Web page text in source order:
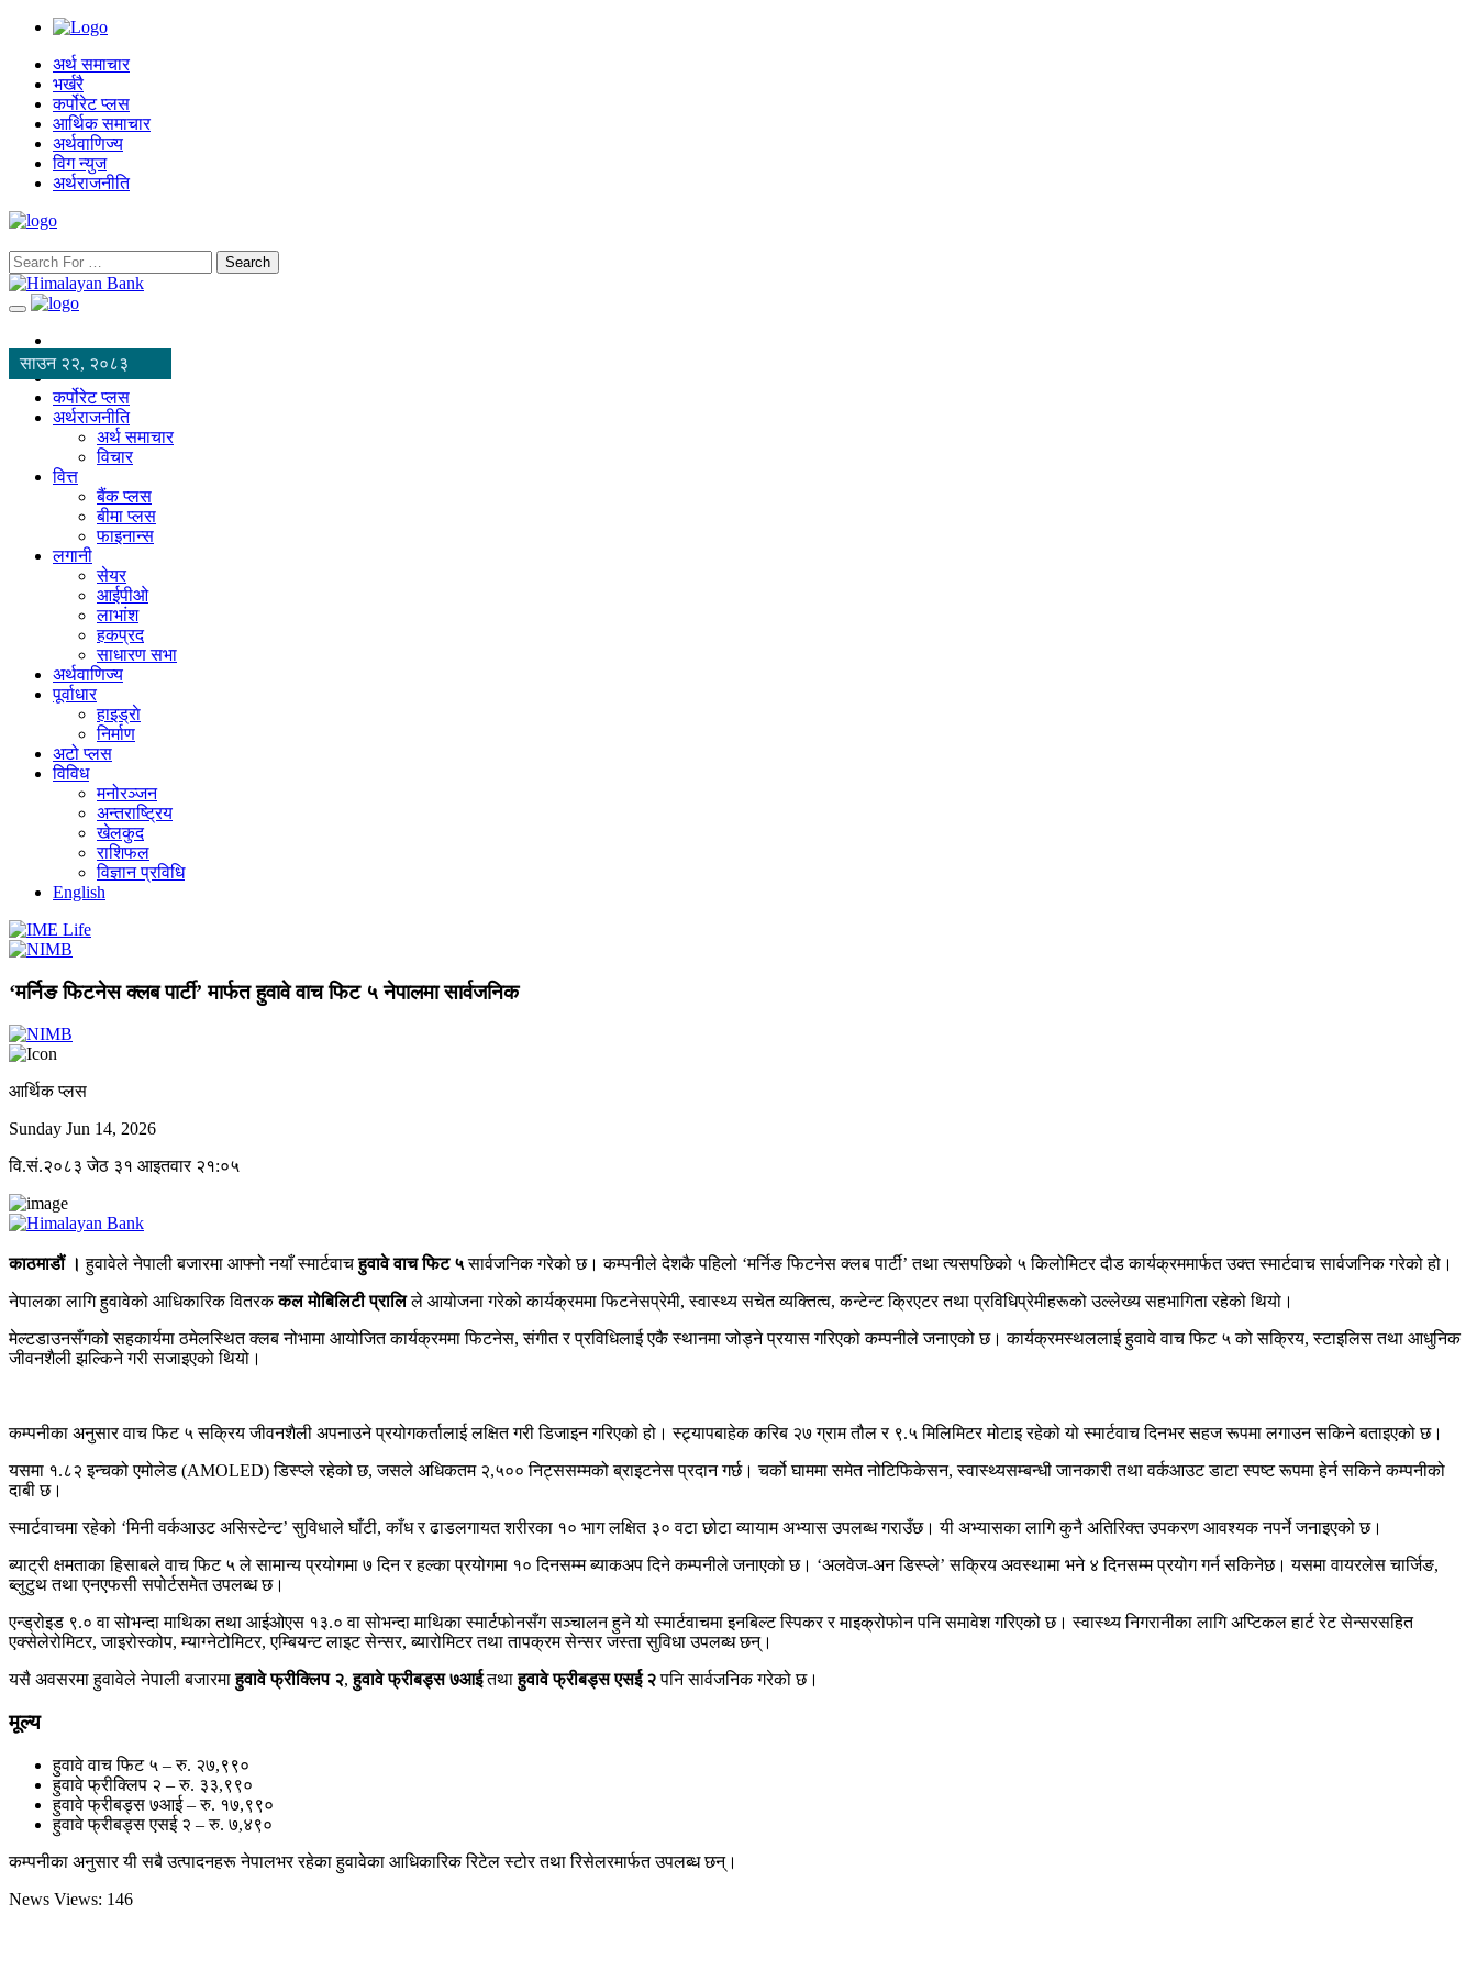
अर्थ समाचार
भर्खरै
कर्पोरेट प्लस
आर्थिक समाचार
अर्थवाणिज्य
विग न्युज
अर्थराजनीति
Search
साउन २२, २०८३
कर्पोरेट प्लस
अर्थराजनीति
अर्थ समाचार
विचार
वित्त
बैंक प्लस
बीमा प्लस
फाइनान्स
लगानी
सेयर
आईपीओ
लाभांश
हकप्रद
साधारण सभा
अर्थवाणिज्य
पूर्वाधार
हाइड्राे
निर्माण
अटो प्लस
विविध
मनोरञ्जन
अन्तराष्ट्रिय
खेलकुद
राशिफल
विज्ञान प्रविधि
English
‘मर्निङ फिटनेस क्लब पार्टी’ मार्फत हुवावे वाच फिट ५ नेपालमा सार्वजनिक
आर्थिक प्लस
Sunday Jun 14, 2026
वि.सं.२०८३ जेठ ३१ आइतवार २१:०५
काठमाडौं । हुवावेले नेपाली बजारमा आफ्नो नयाँ स्मार्टवाचहुवावे वाच फिट ५सार्वजनिक गरेको छ। कम्पनीले देशकै पहिलो ‘मर्निङ फिटनेस क्लब पार्टी’ तथा त्यसपछिको ५ किलोमिटर दौड कार्यक्रममार्फत उक्त स्मार्टवाच सार्वजनिक गरेको हो।
नेपालका लागि हुवावेको आधिकारिक वितरककल मोबिलिटी प्रालिले आयोजना गरेको कार्यक्रममा फिटनेसप्रेमी, स्वास्थ्य सचेत व्यक्तित्व, कन्टेन्ट क्रिएटर तथा प्रविधिप्रेमीहरूको उल्लेख्य सहभागिता रहेको थियो।
मेल्टडाउनसँगको सहकार्यमा ठमेलस्थित क्लब नोभामा आयोजित कार्यक्रममा फिटनेस, संगीत र प्रविधिलाई एकै स्थानमा जोड्ने प्रयास गरिएको कम्पनीले जनाएको छ। कार्यक्रमस्थललाई हुवावे वाच फिट ५ को सक्रिय, स्टाइलिस तथा आधुनिक
जीवनशैली झल्किने गरी सजाइएको थियो।
कम्पनीका अनुसार वाच फिट ५ सक्रिय जीवनशैली अपनाउने प्रयोगकर्तालाई लक्षित गरी डिजाइन गरिएको हो। स्ट्र्यापबाहेक करिब २७ ग्राम तौल र ९.५ मिलिमिटर मोटाइ रहेको यो स्मार्टवाच दिनभर सहज रूपमा लगाउन सकिने बताइएको छ।
यसमा १.८२ इन्चको एमोलेड (AMOLED) डिस्प्ले रहेको छ, जसले अधिकतम २,५०० निट्ससम्मको ब्राइटनेस प्रदान गर्छ। चर्को घाममा समेत नोटिफिकेसन, स्वास्थ्यसम्बन्धी जानकारी तथा वर्कआउट डाटा स्पष्ट रूपमा हेर्न सकिने कम्पनीको
दाबी छ।
स्मार्टवाचमा रहेको ‘मिनी वर्कआउट असिस्टेन्ट’ सुविधाले घाँटी, काँध र ढाडलगायत शरीरका १० भाग लक्षित ३० वटा छोटा व्यायाम अभ्यास उपलब्ध गराउँछ। यी अभ्यासका लागि कुनै अतिरिक्त उपकरण आवश्यक नपर्ने जनाइएको छ।
ब्याट्री क्षमताका हिसाबले वाच फिट ५ ले सामान्य प्रयोगमा ७ दिन र हल्का प्रयोगमा १० दिनसम्म ब्याकअप दिने कम्पनीले जनाएको छ। ‘अलवेज-अन डिस्प्ले’ सक्रिय अवस्थामा भने ४ दिनसम्म प्रयोग गर्न सकिनेछ। यसमा वायरलेस चार्जिङ,
ब्लुटुथ तथा एनएफसी सपोर्टसमेत उपलब्ध छ।
एन्ड्रोइड ९.० वा सोभन्दा माथिका तथा आईओएस १३.० वा सोभन्दा माथिका स्मार्टफोनसँग सञ्चालन हुने यो स्मार्टवाचमा इनबिल्ट स्पिकर र माइक्रोफोन पनि समावेश गरिएको छ। स्वास्थ्य निगरानीका लागि अप्टिकल हार्ट रेट सेन्सरसहित
एक्सेलेरोमिटर, जाइरोस्कोप, म्याग्नेटोमिटर, एम्बियन्ट लाइट सेन्सर, ब्यारोमिटर तथा तापक्रम सेन्सर जस्ता सुविधा उपलब्ध छन्।
यसै अवसरमा हुवावेले नेपाली बजारमाहुवावे फ्रीक्लिप २,हुवावे फ्रीबड्स ७आईतथाहुवावे फ्रीबड्स एसई २पनि सार्वजनिक गरेको छ।
मूल्य
हुवावे वाच फिट ५ – रु. २७,९९०
हुवावे फ्रीक्लिप २ – रु. ३३,९९०
हुवावे फ्रीबड्स ७आई – रु. १७,९९०
हुवावे फ्रीबड्स एसई २ – रु. ७,४९०
कम्पनीका अनुसार यी सबै उत्पादनहरू नेपालभर रहेका हुवावेका आधिकारिक रिटेल स्टोर तथा रिसेलरमार्फत उपलब्ध छन्।
News Views: 146